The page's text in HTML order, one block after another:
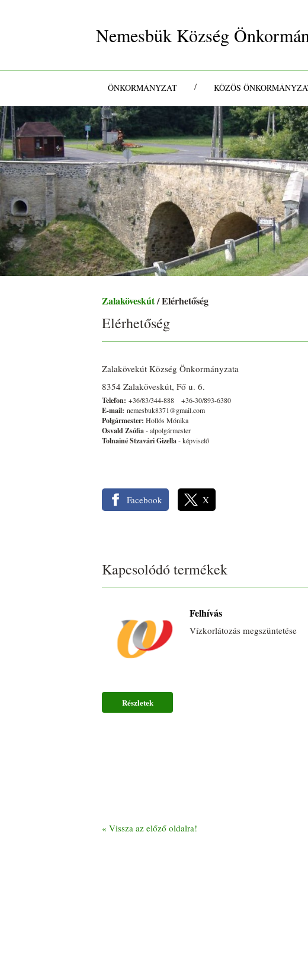
Nemesbük Község
ÖNKORMÁNYZAT / KÖZÖS
Zalaköveskút/ Elérhetőség
Elérhetőség
Zalakövekút Község Önkormányzata
8354 Zalaköveskút, Fő u. 6.
Telefon: +36/83/344-888 +36-30/893-6380
E-mail: nemesbuk8371@gmail.com
Polgármester: Hollós Mónika
Osvald Zsófia- alpolgármester
Tolnainé Stzavári Gizella- képviselő
Facebook X
Kapcsolódó termékek
Felhívás
Vízkorlátozás megszüntetése
Részletek
« Vissza az előző oldalra!